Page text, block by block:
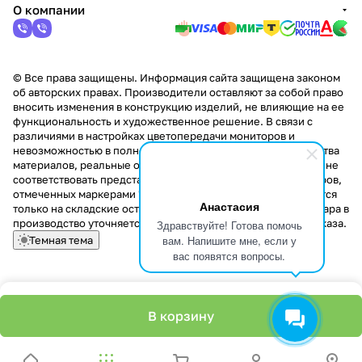
Анастасия
Здравствуйте! Готова помочь
вам. Напишите мне, если у
вас появятся вопросы.
В корзину
О компании
© Все права защищены. Информация сайта защищена законом
об авторских правах. Производители оставляют за собой право
вносить изменения в конструкцию изделий, не влияющие на ее
функциональность и художественное решение. В связи с
различиями в настройках цветопередачи мониторов и
невозможностью в полной мере передать некоторые свойства
материалов, реальные оттенки и текстуры продукции могут не
соответствовать представленным на сайте. Стоимость товаров,
отмеченных маркерами "Скидка!" и "Акция!" распространяется
только на складские остатки. Стоимость заказа данного товара в
производство уточняется у менеджера при оформлении заказа.
Темная тема